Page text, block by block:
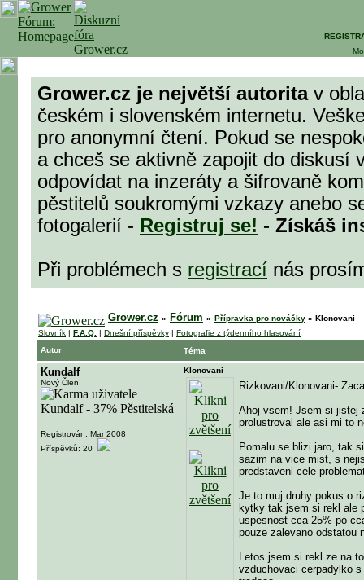
Grower.cz je největší autoritav
českém i slovenském internetu.
pro anonymní čtení. Pokud se
a chceš se aktivně zapojit do diskusí
odpovídat na inzeráty a šifrovaně
pěstitelů soukromými vzkazy anebo
fotogalerií - Registruj se! - Získáš
Při problémech s registrací nás
Grower.cz » Fórum » Přípravka pro nováčky » Klonovani
Slovník | F.A.Q. | Dnešní příspěvky | Fotografie z týdenního hlasování
Autor
Téma
Kundalf
Nový Člen
Registrován: Mar 2008
Příspěvků: 20
Klonovani
Rizkovani/Klonovani-
Ahoj vsem! Jsem si jistej
prolustroval ale asi mi to
Pomalu se blizi jaro, tak
sazim na vice mist, s
predstaveni cele
Je to muj druhy pokus o
kytky tak jsem si rekl ale
uspesnost cca 25% po
pouze zalevano odstatou
Letos jsem si rekl ze na
vzduchovaci cerpadylko